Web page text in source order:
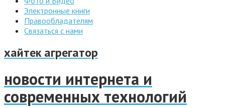
Электронные книги
Правообладателям
Связаться с нами
хайтек агрегатор
новости интернета и
современных технологий